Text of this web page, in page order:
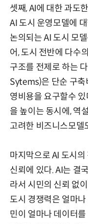
셋째, AI에 대한 과도
AI 도시 운영모델에
논의되는 AI 도시 모
어, 도시 전반에 다수
구조를 전제로 하는
Sytems)은 단순 구축
영비용을 요구할수
을 높이는 동시에, 역
고려한 비즈니스모델
마지막으로 AI 도시
신뢰에 있다. AI는 결
라서 시민의 신뢰 없
도시 경쟁력은 얼마
민이 얼마나 데이터